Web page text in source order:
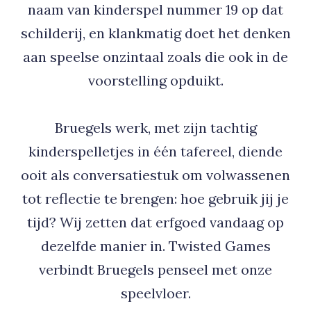
naam van kinderspel nummer 19 op dat
schilderij, en klankmatig doet het denken
aan speelse onzintaal zoals die ook in de
voorstelling opduikt.
Bruegels werk, met zijn tachtig
kinderspelletjes in één tafereel, diende
ooit als conversatiestuk om volwassenen
tot reflectie te brengen: hoe gebruik jij je
tijd? Wij zetten dat erfgoed vandaag op
dezelfde manier in. Twisted Games
verbindt Bruegels penseel met onze
speelvloer.